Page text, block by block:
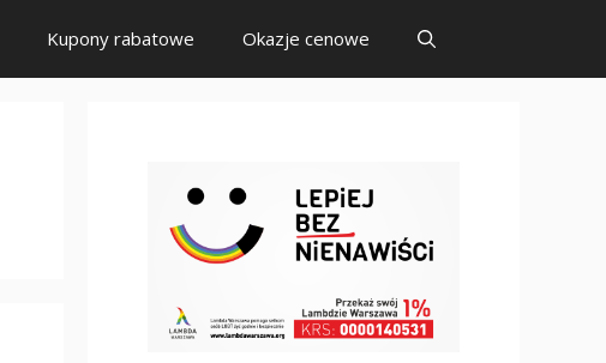
Kupony rabatowe Okazje cenowe